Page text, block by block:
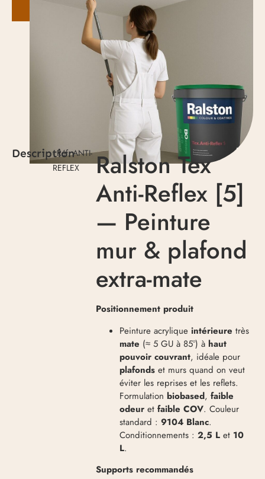
Description
- Réf. ANTI-
REFLEX
Ralston Tex
Anti-Reflex [5]
— Peinture
mur & plafond
extra-mate
Positionnement produit
Peinture acryliqueintérieure très
mate (≈ 5 GU à 85°) à haut
pouvoir couvrant, idéale pour
plafonds et murs quand on veut
éviter les reprises et les reflets.
Formulationbiobased,faible
odeur etfaible COV. Couleur
standard :9104 Blanc.
Conditionnements :2,5 L et 10
L.
Supports recommandés